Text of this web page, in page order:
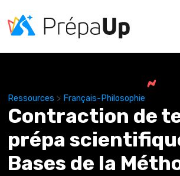
Ressources > Français-Philosophie
Contraction de
prépa
Bases de la